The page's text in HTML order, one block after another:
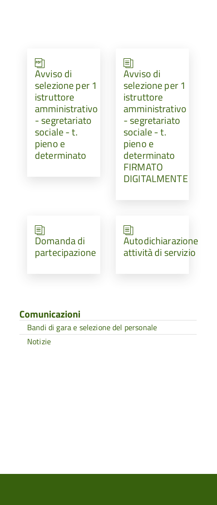
Avviso di
selezione per 1
istruttore
amministrativo
- segretariato
sociale - t.
pieno e
determinato
Avviso di
selezione per 1
istruttore
amministrativo
- segretariato
sociale - t.
pieno e
determinato
FIRMATO
DIGITALMENTE
Domanda di
partecipazione
Autodichiarazione
attività di servizio
Comunicazioni
Bandi di gara e selezione del personale
Notizie